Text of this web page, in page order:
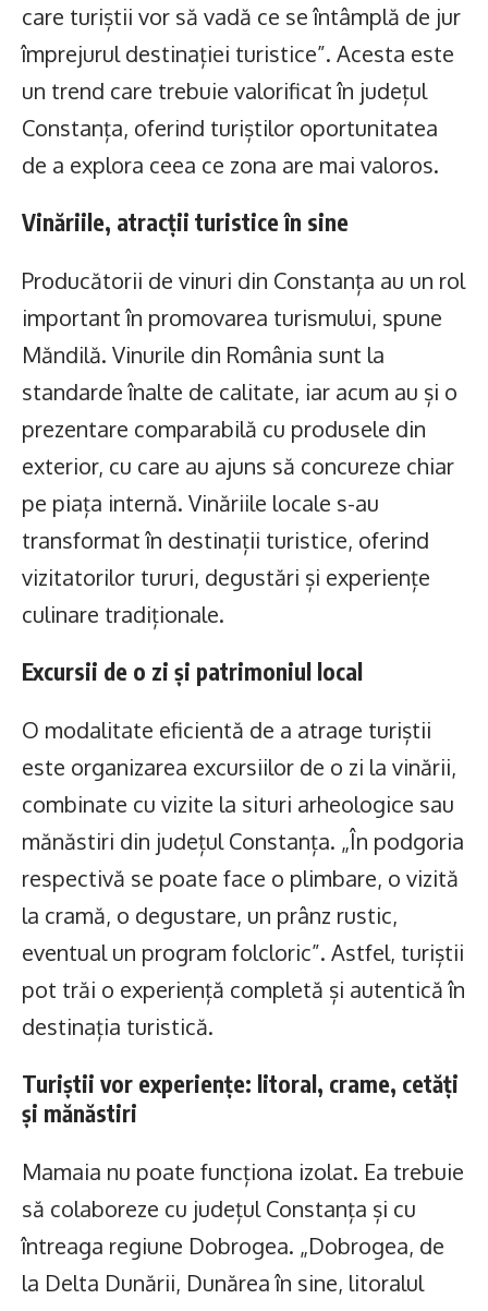
care turiștii vor să vadă ce se întâmplă de jur
împrejurul destinației turistice”. Acesta este
un trend care trebuie valorificat în județul
Constanța, oferind turiștilor oportunitatea
de a explora ceea ce zona are mai valoros.
Vinăriile, atracții turistice în sine
Producătorii de vinuri din Constanța au un rol
important în promovarea turismului, spune
Măndilă. Vinurile din România sunt la
standarde înalte de calitate, iar acum au și o
prezentare comparabilă cu produsele din
exterior, cu care au ajuns să concureze chiar
pe piața internă. Vinăriile locale s-au
transformat în destinații turistice, oferind
vizitatorilor tururi, degustări și experiențe
culinare tradiționale.
Excursii de o zi și patrimoniul local
O modalitate eficientă de a atrage turiștii
este organizarea excursiilor de o zi la vinării,
combinate cu vizite la situri arheologice sau
mănăstiri din județul Constanța. „În podgoria
respectivă se poate face o plimbare, o vizită
la cramă, o degustare, un prânz rustic,
eventual un program folcloric”. Astfel, turiștii
pot trăi o experiență completă și autentică în
destinația turistică.
Turiștii vor experiențe: litoral, crame, cetăți
și mănăstiri
Mamaia nu poate funcționa izolat. Ea trebuie
să colaboreze cu județul Constanța și cu
întreaga regiune Dobrogea. „Dobrogea, de
la Delta Dunării, Dunărea în sine, litoralul